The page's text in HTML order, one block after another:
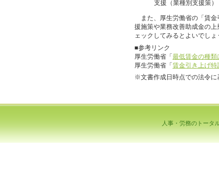
支援（業種別支援策）
また、厚生労働省の「賃金
援施策や業務改善助成金の
ェックしてみるとよいでしょ
■参考リンク
厚生労働省「最低賃金の種類
厚生労働省「賃金引き上げ特
※文書作成日時点での法令
人事・労務のトータ